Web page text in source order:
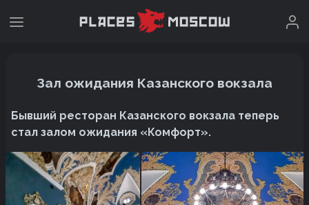
Зал ожидания Казанского вокзала
Бывший ресторан Казанского вокзала теперь
стал залом ожидания «Комфорт».